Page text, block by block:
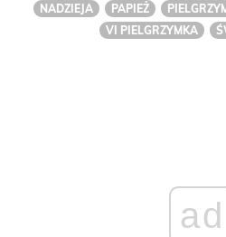
NADZIEJA
PAPIEŻ
VI PIELGRZYMKA
ad